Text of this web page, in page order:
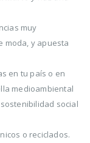
muy
moda, y apuesta
en tu país o en
medioambiental
social
o reciclados.